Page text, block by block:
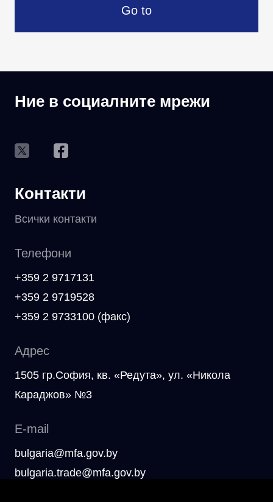
Go to
Ние в социалните мрежи
Контакти
Всички контакти
Телефони
+359 2 9717131
+359 2 9719528
+359 2 9733100 (факс)
Адрес
1505 гр.София, кв. «Редута», ул. «Никола
Караджов» №3
E-mail
bulgaria@mfa.gov.by
bulgaria.trade@mfa.gov.by